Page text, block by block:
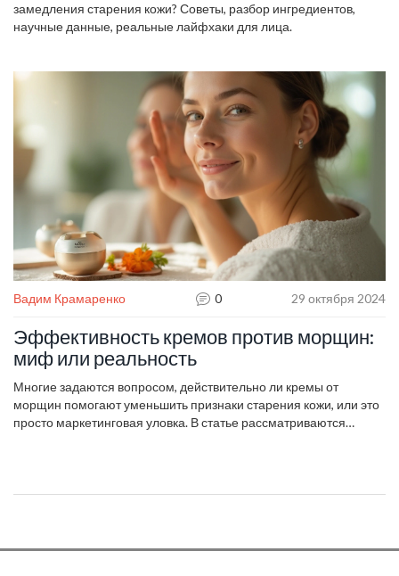
замедления старения кожи? Советы, разбор ингредиентов,
научные данные, реальные лайфхаки для лица.
Вадим Крамаренко 0 29 октября 2024
Эффективность кремов против морщин:
миф или реальность
Многие задаются вопросом, действительно ли кремы от
морщин помогают уменьшить признаки старения кожи, или это
просто маркетинговая уловка. В статье рассматриваются
информация может помочь вам сделать осознанный выбор в